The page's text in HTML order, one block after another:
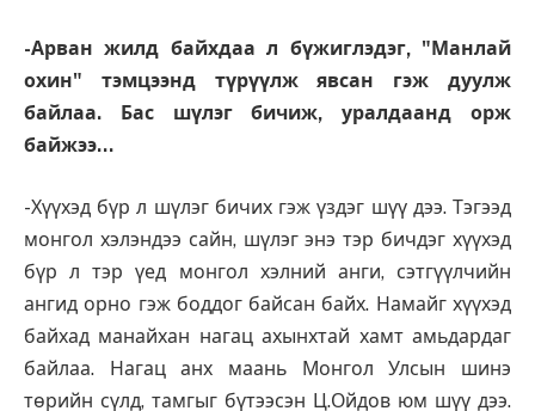
-Арван жилд байхдаа л бүжиглэдэг, "Манлай
охин" тэмцээнд түрүүлж явсан гэж дуулж
байлаа. Бас шүлэг бичиж, уралдаанд орж
байжээ…
-Хүүхэд бүр л шүлэг бичих гэж үздэг шүү дээ. Тэгээд
монгол хэлэндээ сайн, шүлэг энэ тэр бичдэг хүүхэд
бүр л тэр үед монгол хэлний анги, сэтгүүлчийн
ангид орно гэж боддог байсан байх. Намайг хүүхэд
байхад манайхан нагац ахынхтай хамт амьдардаг
байлаа. Нагац анх маань Монгол Улсын шинэ
төрийн сүлд, тамгыг бүтээсэн Ц.Ойдов юм шүү дээ.